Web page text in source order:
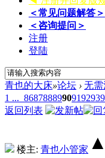
＜常见问题解答＞
＜咨询提问＞
注册
登陆
青也的大床»论坛 › 无需
1 ... 8687888990919293
返回列表
楼主: 青也小管家